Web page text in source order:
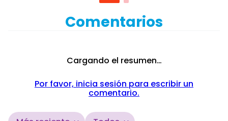
Comentarios
Cargando el resumen…
Por favor, inicia sesión para escribir un
comentario.